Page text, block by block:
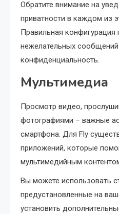
Обратите внимание на
приватности в каждом из
Правильная
нежелательных сообщений
конфиденциальность.
Мультимедиа
Просмотр видео,
фотографиями – важные
смартфона. Для Fly
приложений, которые
мультимедийным
Вы можете использовать
предустановленные на
установить